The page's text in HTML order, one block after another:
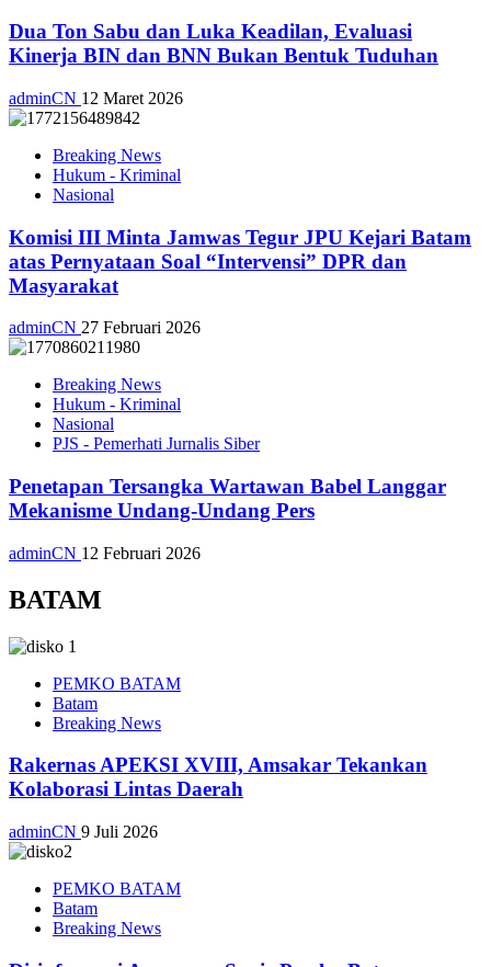
Dua Ton Sabu dan Luka Keadilan, Evaluasi
Kinerja BIN dan BNN Bukan Bentuk Tuduhan
adminCN 12 Maret 2026
Breaking News
Hukum - Kriminal
Nasional
Komisi III Minta Jamwas Tegur JPU Kejari Batam
atas Pernyataan Soal “Intervensi” DPR dan
Masyarakat
adminCN 27 Februari 2026
Breaking News
Hukum - Kriminal
Nasional
PJS - Pemerhati Jurnalis Siber
Penetapan Tersangka Wartawan Babel Langgar
Mekanisme Undang-Undang Pers
adminCN 12 Februari 2026
BATAM
PEMKO BATAM
Batam
Breaking News
Rakernas APEKSI XVIII, Amsakar Tekankan
Kolaborasi Lintas Daerah
adminCN 9 Juli 2026
PEMKO BATAM
Batam
Breaking News